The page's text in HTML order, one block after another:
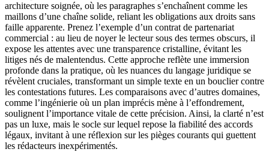
architecture soignée, où les paragraphes s’enchaînent comme les
maillons d’une chaîne solide, reliant les obligations aux droits sans
faille apparente. Prenez l’exemple d’un contrat de partenariat
commercial : au lieu de noyer le lecteur sous des termes obscurs, il
expose les attentes avec une transparence cristalline, évitant les
litiges nés de malentendus. Cette approche reflète une immersion
profonde dans la pratique, où les nuances du langage juridique se
révèlent cruciales, transformant un simple texte en un bouclier contre
les contestations futures. Les comparaisons avec d’autres domaines,
comme l’ingénierie où un plan imprécis mène à l’effondrement,
soulignent l’importance vitale de cette précision. Ainsi, la clarté n’est
pas un luxe, mais le socle sur lequel repose la fiabilité des accords
légaux, invitant à une réflexion sur les pièges courants qui guettent
les rédacteurs inexpérimentés.